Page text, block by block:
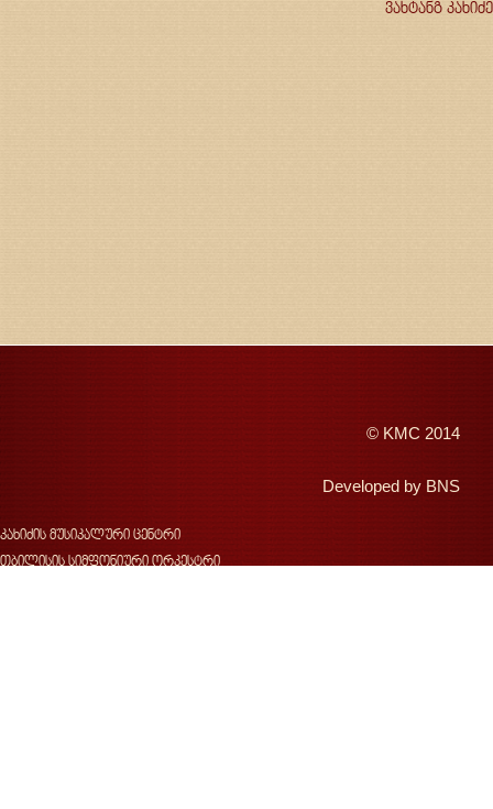
ვახტანგ კახიძე
© KMC 2014
Developed by BNS
კახიძის მუსიკალური ცენტრი
თბილისის სიმფონიური ორკესტრი